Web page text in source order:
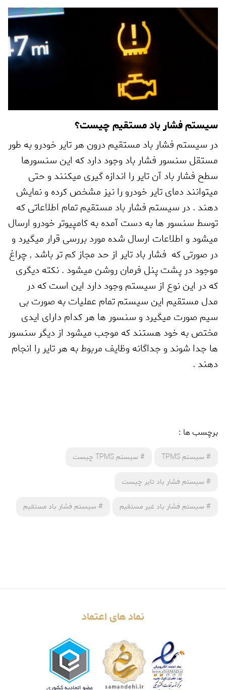
سیستم فشار باد مستقیم چیست؟
در سیستم فشار باد مستقیم درون هر تایر خودرو به طور
مستقل سنسور فشار باد وجود دارد که این سنسورها
سطح فشار باد آن تایر را اندازه گیری میکنند و حتی
میتوانند دمای تایر خودرو را نیز مشخص کرده و نمایش
دهند . در سیستم فشار باد مستقیم تمام اطلاعاتی که
توسط سنسور ها به دست آمده به کامپیوتر خودرو ارسال
میشود و اطلاعات ارسال شده مورد بررسی قرار میگیرد و
در صورتی که فشار باد تایر از حد مجاز کم تر باشد ,چراغ
موجود در پشت پنل فرمان روشن میشود . نکته دیگری
که در این نوع از سیستم وجود دارد این است که در
مدل مستقیم این سیستم تمام عملیات به صورت بی
سیم صورت میگیرد و سنسور ها هر کدام دارای ایدی
مختص به خود هستند که موجب میشود از دیگر سنسور
ها جدا شوند و جداگانه وظایف مربوط به هر تایر را انجام
دهند .
برچسب ها :
# سیستم TPMS # سیستم TPMS چیست
# سیستم فشار باد تایر چیست
# سیستم فشار باد غیر مستقیم # سیستم فشار باد مستقیم
نماد های اعتماد